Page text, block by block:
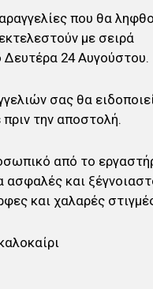
που θα
με σειρά
24 Αυγούστου.
σας θα
την αποστολή.
από το
ασφαλές και
και χαλαρές